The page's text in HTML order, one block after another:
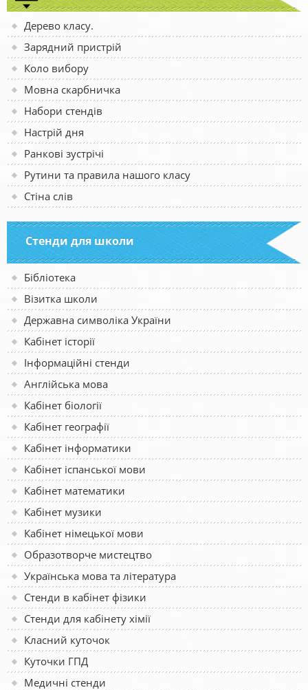
Дерево класу.
Зарядний пристрій
Коло вибору
Мовна скарбничка
Набори стендів
Настрій дня
Ранкові зустрічі
Рутини та правила нашого класу
Стіна слів
Стенди для школи
Бібліотека
Візитка школи
Державна символіка України
Кабінет історії
Інформаційні стенди
Англійська мова
Кабінет біології
Кабінет географії
Кабінет інформатики
Кабінет іспанської мови
Кабінет математики
Кабінет музики
Кабінет німецької мови
Образотворче мистецтво
Українська мова та література
Стенди в кабінет фізики
Стенди для кабінету хімії
Класний куточок
Куточки ГПД
Медичні стенди